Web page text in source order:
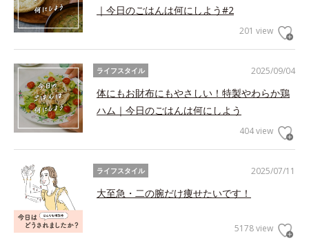
｜今日のごはんは何にしよう#2
201 view
2025/09/04
ライフスタイル
体にもお財布にもやさしい！特製やわらか鶏
ハム｜今日のごはんは何にしよう
404 view
2025/07/11
ライフスタイル
大至急・二の腕だけ痩せたいです！
5178 view